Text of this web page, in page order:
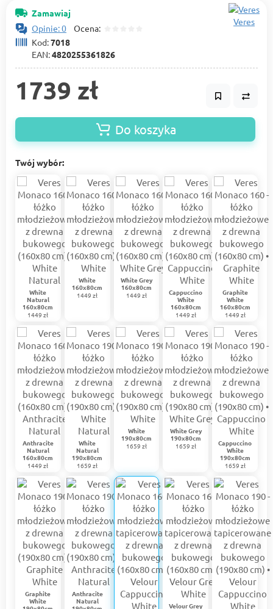
Zamawiaj
Opinie: 0 Ocena:
Kod:7018
EAN:4820255361826
Veres
1739 zł
Do koszyka
Twój wybór:
White
Natural
160x80cm
1449 zł
White
160x80cm
1449 zł
White Grey
160x80cm
1449 zł
Сappuccino
White
160x80cm
1449 zł
Graphite
White
160x80cm
1449 zł
Anthracite
Natural
160x80cm
1449 zł
White
Natural
190x80cm
1659 zł
White
190x80cm
1659 zł
White Grey
190x80cm
1659 zł
Сappuccino
White
190x80cm
1659 zł
Graphite
White
Anthracite
Natural
Velour Grey